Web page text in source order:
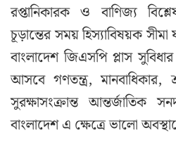
রপ্তানিকারক ও বাণিজ্য
চূড়ান্তের সময় হিস্যাবিষয়ক
বাংলাদেশ জিএসপি প্লাস
আসবে গণতন্ত্র,
সুরক্ষাসংক্রান্ত আন্তর্জাতিক
বাংলাদেশ এ ক্ষেত্রে ভালো